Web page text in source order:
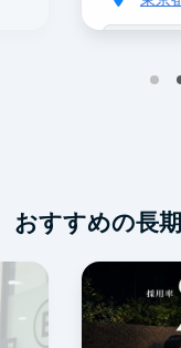
インター
おすすめの長